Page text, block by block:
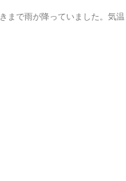
まで雨が降っていました。気温